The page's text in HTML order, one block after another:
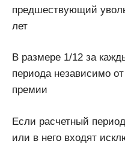
предшествующий
лет
В размере 1/12 за
периода независимо
премии
Если расчетный
или в него входят